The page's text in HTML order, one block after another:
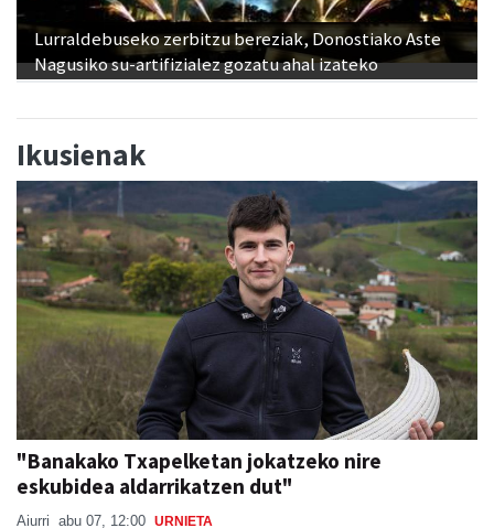
Lurraldebuseko zerbitzu bereziak, Donostiako Aste
Nagusiko su-artifizialez gozatu ahal izateko
Ikusienak
"Banakako Txapelketan jokatzeko nire
eskubidea aldarrikatzen dut"
Aiurri abu 07, 12:00 URNIETA